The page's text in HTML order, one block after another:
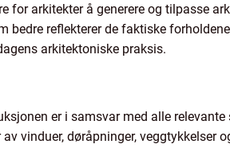
for arkitekter å generere og tilpasse
reflekterer de faktiske
arkitektoniske praksis.
er i samsvar med alle relevante
vinduer, døråpninger, veggtykkelser